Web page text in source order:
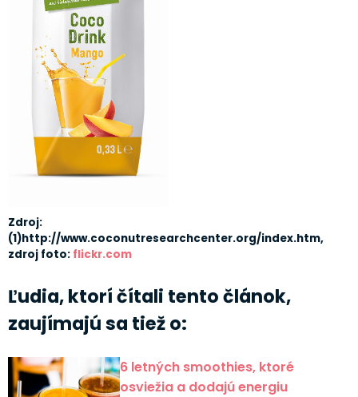
Zdroj:
(1)http://www.coconutresearchcenter.org/index.htm,
zdroj foto: flickr.com
Ľudia, ktorí čítali tento článok,
zaujímajú sa tiež o:
6 letných smoothies, ktoré
osviežia a dodajú energiu